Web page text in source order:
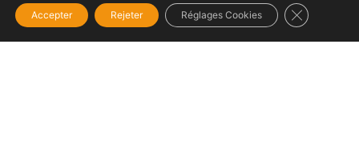
Accepter Rejeter Réglages Cookies Fermer la